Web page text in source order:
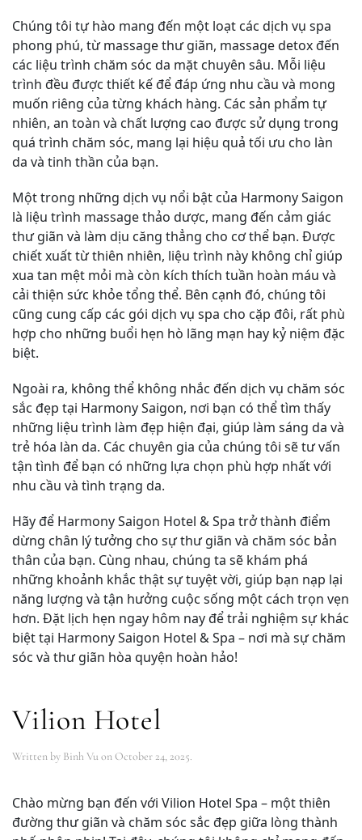
Chúng tôi tự hào mang đến một loạt các dịch vụ spa
phong phú, từ massage thư giãn, massage detox đến
các liệu trình chăm sóc da mặt chuyên sâu. Mỗi liệu
trình đều được thiết kế để đáp ứng nhu cầu và mong
muốn riêng của từng khách hàng. Các sản phẩm tự
nhiên, an toàn và chất lượng cao được sử dụng trong
quá trình chăm sóc, mang lại hiệu quả tối ưu cho làn
da và tinh thần của bạn.
Một trong những dịch vụ nổi bật của Harmony Saigon
là liệu trình massage thảo dược, mang đến cảm giác
thư giãn và làm dịu căng thẳng cho cơ thể bạn. Được
chiết xuất từ thiên nhiên, liệu trình này không chỉ giúp
xua tan mệt mỏi mà còn kích thích tuần hoàn máu và
cải thiện sức khỏe tổng thể. Bên cạnh đó, chúng tôi
cũng cung cấp các gói dịch vụ spa cho cặp đôi, rất phù
hợp cho những buổi hẹn hò lãng mạn hay kỷ niệm đặc
biệt.
Ngoài ra, không thể không nhắc đến dịch vụ chăm sóc
sắc đẹp tại Harmony Saigon, nơi bạn có thể tìm thấy
những liệu trình làm đẹp hiện đại, giúp làm sáng da và
trẻ hóa làn da. Các chuyên gia của chúng tôi sẽ tư vấn
tận tình để bạn có những lựa chọn phù hợp nhất với
nhu cầu và tình trạng da.
Hãy để Harmony Saigon Hotel & Spa trở thành điểm
dừng chân lý tưởng cho sự thư giãn và chăm sóc bản
thân của bạn. Cùng nhau, chúng ta sẽ khám phá
những khoảnh khắc thật sự tuyệt vời, giúp bạn nạp lại
năng lượng và tận hưởng cuộc sống một cách trọn vẹn
hơn. Đặt lịch hẹn ngay hôm nay để trải nghiệm sự khác
biệt tại Harmony Saigon Hotel & Spa – nơi mà sự chăm
sóc và thư giãn hòa quyện hoàn hảo!
Vilion Hotel
Written by Binh Vu onOctober 24, 2025.
Chào mừng bạn đến với Vilion Hotel Spa – một thiên
đường thư giãn và chăm sóc sắc đẹp giữa lòng thành